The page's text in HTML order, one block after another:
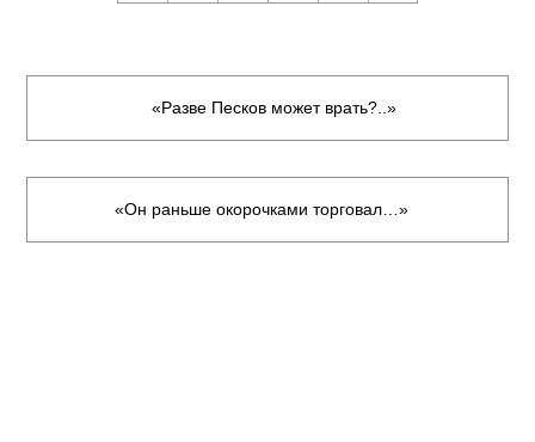
«Разве Песков может врать?..»
«Он раньше окорочками торговал…»